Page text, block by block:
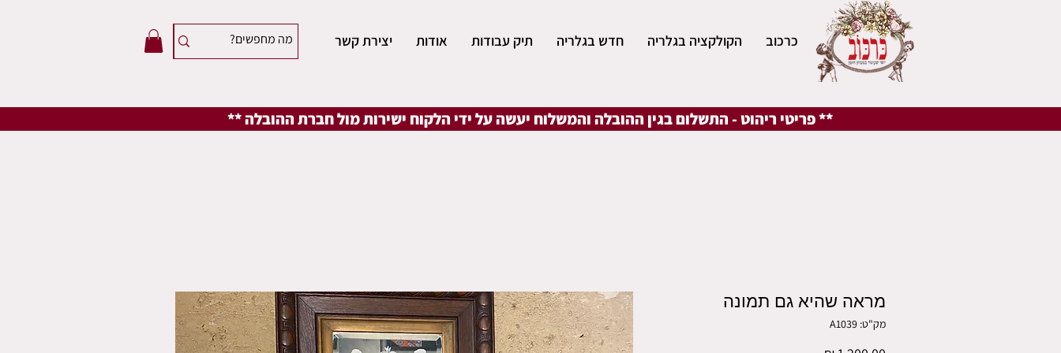
כרכוב הקולקציה בגלריה חדש בגלריה תיק עבודות אודות יצירת קשר
** פריטי ריהוט - התשלום בגין ההובלה והמשלוח יעשה על ידי הלקוח ישירות מול חברת ההובלה **
מראה שהיא גם תמונה
מק"ט: A1039